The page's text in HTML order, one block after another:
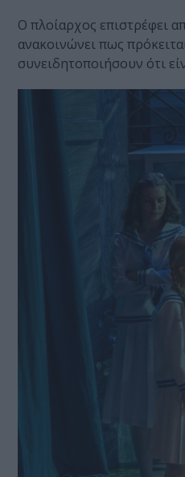
Ο πλοίαρχος επιστρέφει
ανακοινώνει πως
συνειδητοποιήσουν ότι